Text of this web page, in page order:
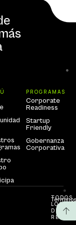
PROGRAMAS
Corporate
Readiness
Startup
Friendly
Gobernanza
Corporativa
TODOS
LOS